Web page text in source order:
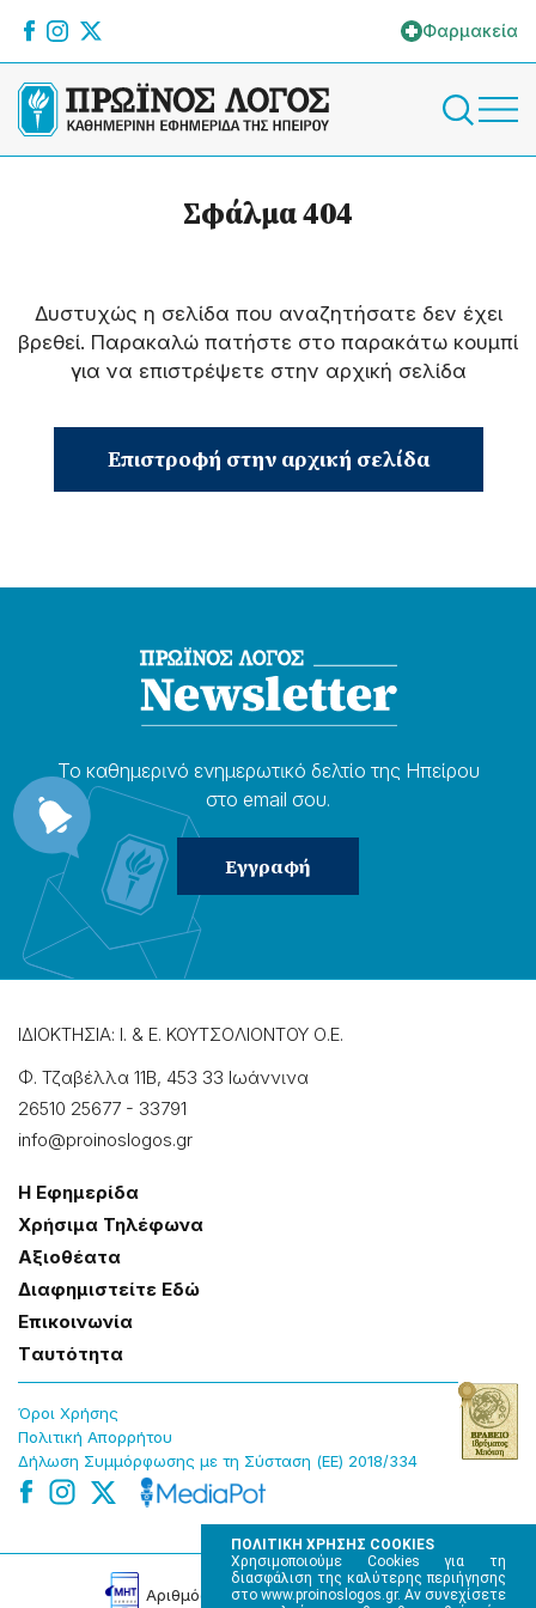
ΠΟΛΙΤΙΚΗ ΧΡΗΣΗΣ COOKIES
Χρησιμοποιούμε Cookies για τη
διασφάλιση της καλύτερης περιήγησης
στο www.proinoslogos.gr. Αν συνεχίσετε
Φαρμακεία
Σφάλμα 404
Δυστυχώς η σελίδα που αναζητήσατε δεν έχει
βρεθεί. Παρακαλώ πατήστε στο παρακάτω κουμπί
για να επιστρέψετε στην αρχική σελίδα
Επιστροφή στην αρχική σελίδα
Το καθημερɩνό ενημερωτɩκό δελτίο της Ηπείρου
στο email σου.
ΙΔΙΟΚΤΗΣΙΑ: Ι. & Ε. ΚΟΥΤΣΟΛΙΟΝΤΟΥ Ο.Ε.
Φ. Τζαβέλλα 11Β, 453 33 Ιωάννɩνα
26510 25677 - 33791
info@proinoslogos.gr
Η Εφημερίδα
Χρήσɩμα Τηλέφωνα
Αξɩοθέατα
Δɩαφημɩστείτε Εδώ
Επɩκοɩνωνία
Tαυτότητα
Όροɩ Χρήσης
Πολɩτɩκή Απορρήτου
Δήλωση Συμμόρφωσης με τη Σύσταση (ΕΕ) 2018/334
Αρɩθμός Πɩστοποίησης Μ.Η.Τ. 220242